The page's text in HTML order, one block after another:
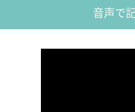
音声で